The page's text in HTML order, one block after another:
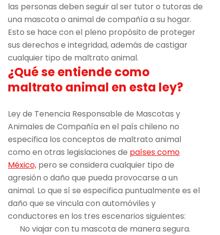
las personas deben seguir al ser tutor o tutoras de
una mascota o animal de compañía a su hogar.
Esto se hace con el pleno propósito de proteger
sus derechos e integridad, además de castigar
cualquier tipo de maltrato animal.
¿Qué se entiende como
maltrato animal en esta ley?
Ley de Tenencia Responsable de Mascotas y
Animales de Compañía en el país chileno no
especifica los conceptos de maltrato animal
como en otras legislaciones de países como
México, pero se considera cualquier tipo de
agresión o daño que pueda provocarse a un
animal. Lo que sí se especifica puntualmente es el
daño que se vincula con automóviles y
conductores en los tres escenarios siguientes:
No viajar con tu mascota de manera segura.